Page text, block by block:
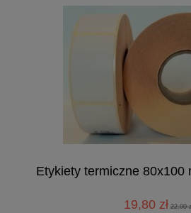
Etykiety termiczne 80x100
19,80 zł 22,00